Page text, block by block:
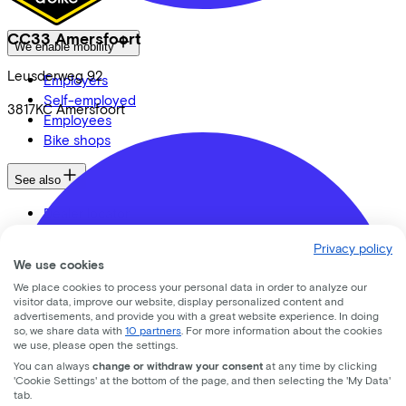
CC33 Amersfoort
Leusderweg 92
3817KC Amersfoort
We enable mobility
Employers
Self-employed
Employees
Bike shops
See also
Dealer locator
Bike brands
Gazelle
Cannondale
Roetz
Cervélo
Privacy policy
We use cookies
We place cookies to process your personal data in order to analyze our
visitor data, improve our website, display personalized content and
advertisements, and provide you with a great website experience. In doing
so, we share data with 10 partners . For more information about the cookies
we use, please open the settings.
You can always change or withdraw your consent at any time by clicking
'Cookie Settings' at the bottom of the page, and then selecting the 'My Data'
tab.